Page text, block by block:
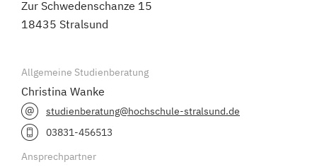
Zur Schwedenschanze 15
18435 Stralsund
Allgemeine Studienberatung
Christina Wanke
studienberatung@hochschule-stralsund.de
03831-456513
Ansprechpartner